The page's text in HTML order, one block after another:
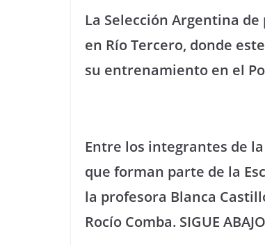
La Selección Argentina
en Río Tercero, donde
su entrenamiento en el
Entre los integrantes de
que forman parte de la
la profesora Blanca
Rocío Comba. SIGUE ABAJO